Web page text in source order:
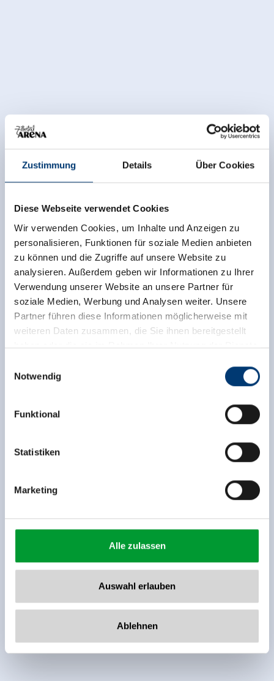
Zustimmung Details Über Cookies
Diese Webseite verwendet Cookies
Wir verwenden Cookies, um Inhalte und Anzeigen zu
personalisieren, Funktionen für soziale Medien anbieten
zu können und die Zugriffe auf unsere Website zu
analysieren. Außerdem geben wir Informationen zu Ihrer
Verwendung unserer Website an unsere Partner für
soziale Medien, Werbung und Analysen weiter. Unsere
Partner führen diese Informationen möglicherweise mit
weiteren Daten zusammen, die Sie ihnen bereitgestellt
haben oder die sie im Rahmen Ihrer Nutzung der Dienste
Rohr 23// A-6280 Zell am Ziller
www.zillertalarena.com
Notwendig
Funktional
Statistiken
Marketing
Alle zulassen
Auswahl erlauben
Ablehnen